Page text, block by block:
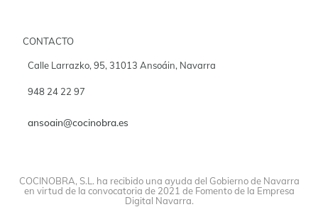
CONTACTO
Calle Larrazko, 95, 31013 Ansoáin, Navarra
948 24 22 97
ansoain@cocinobra.es
COCINOBRA, S.L. ha recibido una ayuda del Gobierno de Navarra
en virtud de la convocatoria de 2021 de Fomento de la Empresa
Digital Navarra.